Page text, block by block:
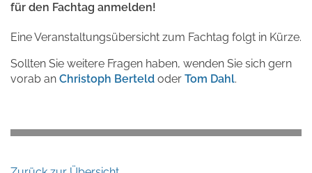
für den Fachtag anmelden!
Eine Veranstaltungsübersicht zum Fachtag folgt in Kürze.
Sollten Sie weitere Fragen haben, wenden Sie sich gern
vorab an Christoph Berteld oder Tom Dahl.